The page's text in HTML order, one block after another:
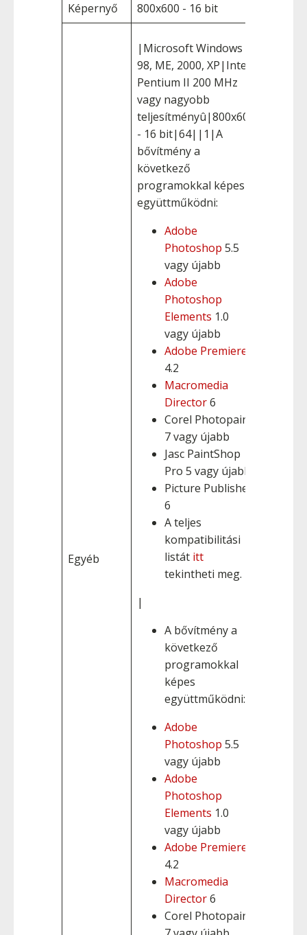
Képernyő
800x600 - 16 bit
Egyéb
|Microsoft Windows
98, ME, 2000, XP|Intel
Pentium II 200 MHz
vagy nagyobb
teljesítményû|800x600
- 16 bit|64||1|A
bővítmény a
következő
programokkal képes
együttműködni:
Adobe
Photoshop 5.5
vagy újabb
Adobe
Photoshop
Elements 1.0
vagy újabb
Adobe Premiere
4.2
Macromedia
Director6
Corel Photopaint
7 vagy újabb
Jasc PaintShop
Pro 5 vagy újabb
Picture Publisher
6
A teljes
kompatibilitási
listát itt
tekintheti meg.
|
A bővítmény a
következő
programokkal
képes
együttműködni:
Adobe
Photoshop 5.5
vagy újabb
Adobe
Photoshop
Elements 1.0
vagy újabb
Adobe Premiere
4.2
Macromedia
Director6
Corel Photopaint